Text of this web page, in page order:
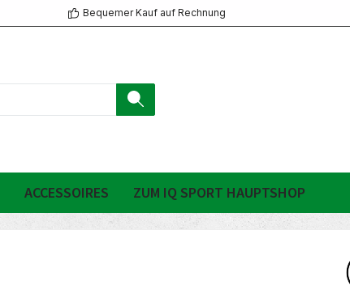
Bequemer Kauf auf Rechnung
ACCESSOIRES ZUM IQ SPORT HAUPTSHOP